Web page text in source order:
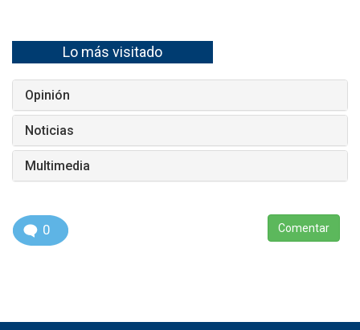
Lo más visitado
Opinión
Noticias
Multimedia
0 Comentar